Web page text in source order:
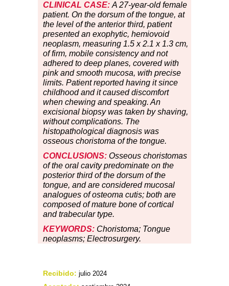
CLINICAL CASE: A 27-year-old female
patient. On the dorsum of the tongue, at
the level of the anterior third, patient
presented an exophytic, hemiovoid
neoplasm, measuring 1.5 x 2.1 x 1.3 cm,
of firm, mobile consistency and not
adhered to deep planes, covered with
pink and smooth mucosa, with precise
limits. Patient reported having it since
childhood and it caused discomfort
when chewing and speaking. An
excisional biopsy was taken by shaving,
without complications. The
histopathological diagnosis was
osseous choristoma of the tongue.
CONCLUSIONS: Osseous choristomas
of the oral cavity predominate on the
posterior third of the dorsum of the
tongue, and are considered mucosal
analogues of osteoma cutis; both are
composed of mature bone of cortical
and trabecular type.
KEYWORDS: Choristoma; Tongue
neoplasms; Electrosurgery.
Recibido: julio 2024